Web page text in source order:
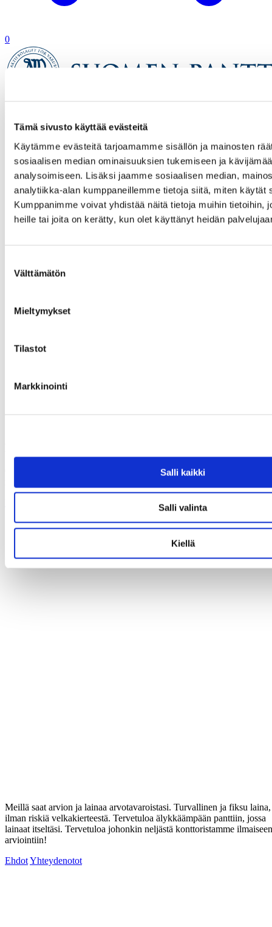
Tämä sivusto käyttää evästeitä
Käytämme evästeitä tarjoamamme sisällön ja mainosten
sosiaalisen median ominaisuuksien tukemiseen ja
analysoimiseen. Lisäksi jaamme sosiaalisen median,
analytiikka-alan kumppaneillemme tietoja siitä, miten käytät
Kumppanimme voivat yhdistää näitä tietoja muihin tietoihin,
heille tai joita on kerätty, kun olet käyttänyt heidän
valinta
Välttämätön
Mieltymykset
Tilastot
Markkinointi
Salli kaikki
Salli valinta
Kiellä
0
Verkkokauppa
Olet antanut virheellisen osoitteen tai kyseinen esine on varattu tai
Meillä saat arvion ja lainaa arvotavaroistasi. Turvallinen ja fiksu laina,
ilman riskiä velkakierteestä. Tervetuloa älykkäämpään panttiin, jossa
lainaat itseltäsi. Tervetuloa johonkin neljästä konttoristamme ilmaiseen
arviointiin!
EhdotYhteydenotot